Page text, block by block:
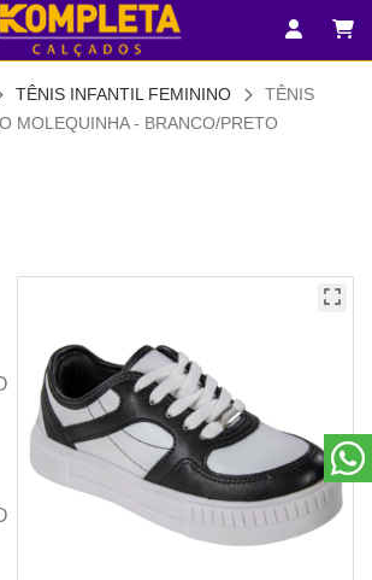
TÊNIS INFANTIL FEMININO
TÊNIS
MOLEQUINHA - BRANCO/PRETO